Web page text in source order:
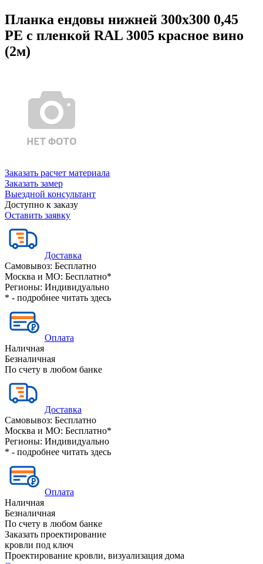
Планка ендовы нижней 300х300 0,45
PE с пленкой RAL 3005 красное вино
(2м)
Заказать расчет материала
Заказать замер
Выездной консультант
Доступно к заказу
Оставить заявку
Доставка
Самовывоз: Бесплатно
Москва и МО: Бесплатно*
Регионы: Индивидуально
* - подробнее читать здесь
Оплата
Наличная
Безналичная
По счету в любом банке
Доставка
Самовывоз: Бесплатно
Москва и МО: Бесплатно*
Регионы: Индивидуально
* - подробнее читать здесь
Оплата
Наличная
Безналичная
По счету в любом банке
Заказать проектирование
кровли под ключ
Проектирование кровли, визуализация дома